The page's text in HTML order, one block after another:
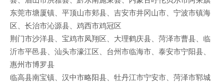
东莞市塘厦镇、平顶山市郏县、吉安市井冈山市、宁波市镇海
区、长治市沁源县、鸡西市鸡冠区
荆门市沙洋县、宝鸡市凤翔区、大理鹤庆县、菏泽市曹县、临
沂市平邑县、汕头市濠江区、台州市临海市、泰安市宁阳县、
惠州市博罗县
临高县南宝镇、汉中市略阳县、牡丹江市宁安市、菏泽市郓城